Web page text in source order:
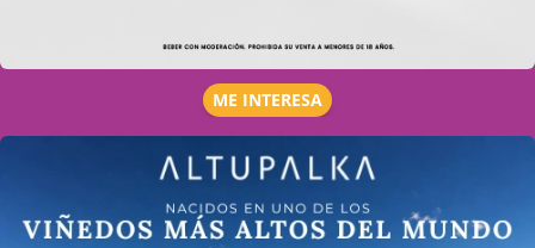
ME INTERESA